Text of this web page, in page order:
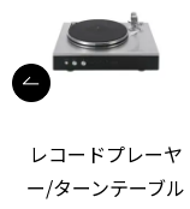
レコードプレーヤ
ー/ターンテーブル